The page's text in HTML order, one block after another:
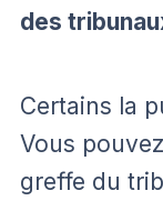
des
Certains la
Vous
greffe du